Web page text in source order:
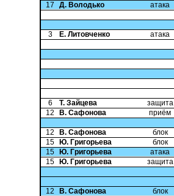
17
Д. Володько атака
3
Е. Литовченко атака
6
Т. Зайцева защита
12
В. Сафонова приём
12
В. Сафонова блок
15
Ю. Григорьева блок
15
Ю. Григорьева атака
15
Ю. Григорьева защита
12
В. Сафонова блок